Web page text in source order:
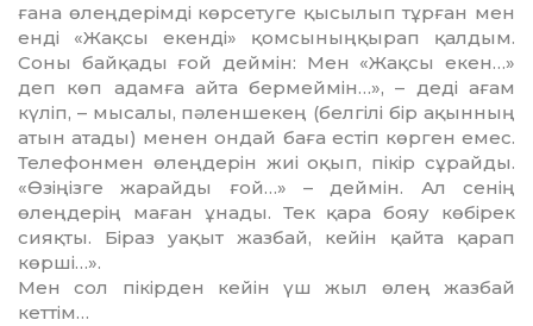
ғана өлеңдерімді көрсетуге қысылып тұрған мен
енді «Жақсы екенді» қомсыныңқырап қалдым.
Соны байқады ғой деймін: Мен «Жақсы екен…»
деп көп адамға айта бермеймін…», – деді ағам
күліп, – мысалы, пәленшекең (белгілі бір ақынның
атын атады) менен ондай баға естіп көрген емес.
Телефонмен өлеңдерін жиі оқып, пікір сұрайды.
«Өзіңізге жарайды ғой…» – деймін. Ал сенің
өлеңдерің маған ұна­ды. Тек қара бояу көбірек
сияқты. Біраз уақыт жазбай, кейін қайта қарап
көрші…».
Мен сол пікірден кейін үш жыл өлең жазбай
кеттім…